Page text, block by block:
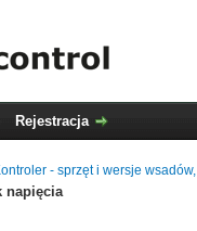
Rejestracja
- sprzęt i wersje
napięcia